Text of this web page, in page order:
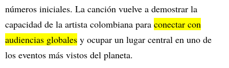
números iniciales. La canción vuelve a demostrar la
capacidad de la artista colombiana para conectar con
audiencias globales y ocupar un lugar central en uno de
los eventos más vistos del planeta.